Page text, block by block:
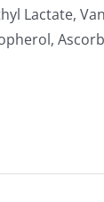
Lactate,